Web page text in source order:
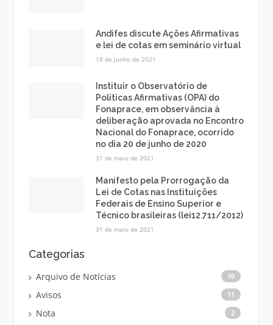
Andifes discute Ações Afirmativas
e lei de cotas em seminário virtual
18 de junho de 2021
Instituir o Observatório de
Políticas Afirmativas (OPA) do
Fonaprace, em observância à
deliberação aprovada no Encontro
Nacional do Fonaprace, ocorrido
no dia 20 de junho de 2020
31 de maio de 2021
Manifesto pela Prorrogação da
Lei de Cotas nas Instituições
Federais de Ensino Superior e
Técnico brasileiras (lei12.711/2012)
31 de maio de 2021
Categorias
Arquivo de Notícias 10
Avisos 11
Nota 2